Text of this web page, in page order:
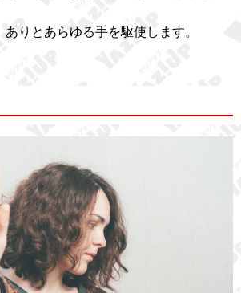
りとあらゆる手を駆使します。